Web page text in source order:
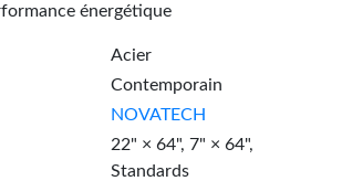
énergétique
Acier
Contemporain
NOVATECH
22" × 64", 7" × 64",
Standards